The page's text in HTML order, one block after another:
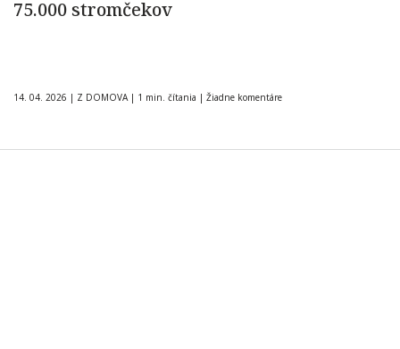
75.000 stromčekov
14. 04. 2026 | Z DOMOVA | 1 min. čítania | Žiadne komentáre